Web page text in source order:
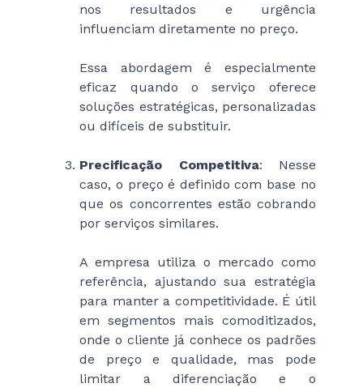
nos resultados e urgência
influenciam diretamente no preço.
Essa abordagem é especialmente
eficaz quando o serviço oferece
soluções estratégicas, personalizadas
ou difíceis de substituir.
Precificação Competitiva: Nesse
caso, o preço é definido com base no
que os concorrentes estão cobrando
por serviços similares.
A empresa utiliza o mercado como
referência, ajustando sua estratégia
para manter a competitividade. É útil
em segmentos mais comoditizados,
onde o cliente já conhece os padrões
de preço e qualidade, mas pode
limitar a diferenciação e o